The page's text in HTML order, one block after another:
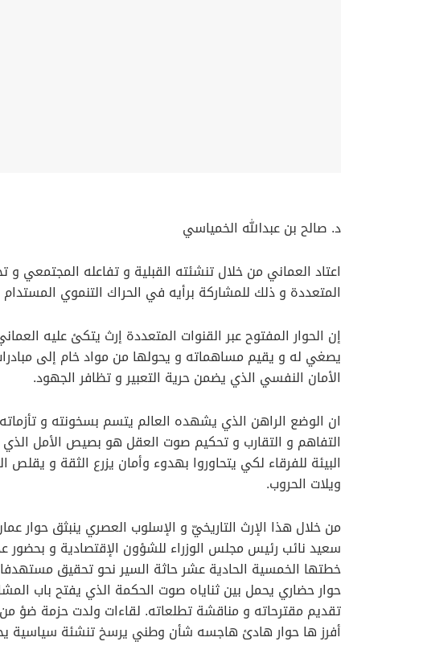
د. صالح بن عبدالله الخمياسي
اعتاد العماني من خلال تنشئته القبلية و تفاعله
المتعددة و ذلك للمشاركة برأيه في الحراك التنموي المستدام الذي
إن الحوار المفتوح عبر القنوات المتعددة إرث يتكئ عليه
يصغي له و يقيم مساهماته و يحولها من مواد خام إلى
الأمان النفسي الذي يضمن حرية التعبير و تظافر الجهود.
ان الوضع الراهن الذي يشهده العالم يتسم بسخونته و
التفاهم و التقارب و تحكيم صوت العقل هو بصيص الأمل
البيئة للفرقاء لكي يتحاوروا بهدوء وأمان يزرع الثقة و
ويلات الحروب.
من خلال هذا الإرث التاريخيّ و الإسلوب العصري ينبثق حوار
سعيد نائب رئيس مجلس الوزراء للشؤون الإقتصادية و
خطتها الخمسية الحادية عشر حاثة السير نحو تحقيق مستهدفات
حوار حضاري يحمل بين ثناياه صوت الحكمة الذي يفتح باب
تقديم مقترحاته و مناقشة تطلعاته. لقاءات ولدت حزمة ضؤ من
أفرز ها حوار هادئ هاجسه شأن وطني يرسخ تنشئة سياسية